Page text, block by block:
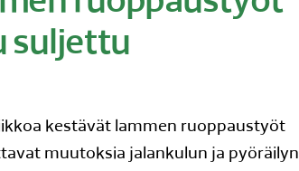
suljettu
kestävät lammen ruoppaustyöt
muutoksia jalankulun ja pyöräilyn